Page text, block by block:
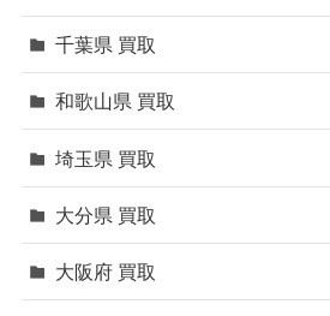
千葉県 買取
和歌山県 買取
埼玉県 買取
大分県 買取
大阪府 買取